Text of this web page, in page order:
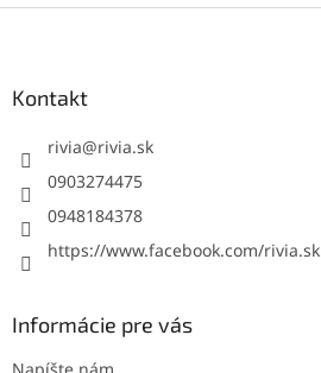
Kontakt
rivia@rivia.sk
0903274475
0948184378
https://www.facebook.com/rivia.sk
Informácie pre vás